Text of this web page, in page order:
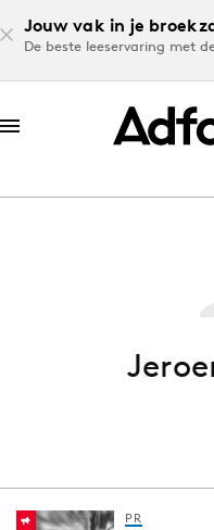
Jouw vak in je
De beste leeservaring met
Volg het laatste
PR